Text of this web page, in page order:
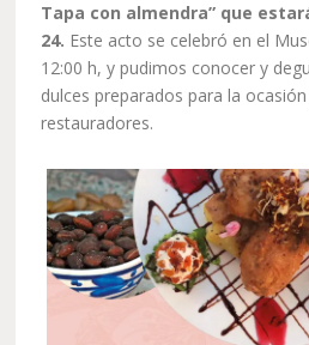
Tapa con almendra” que
24. Este acto se celebró en el
12:00 h, y pudimos conocer y
dulces preparados para la
restauradores.